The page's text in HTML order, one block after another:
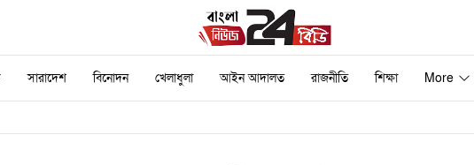
সারাদেশ বিনোদন খেলাধুলা আইন আদালত রাজনীতি শিক্ষা More